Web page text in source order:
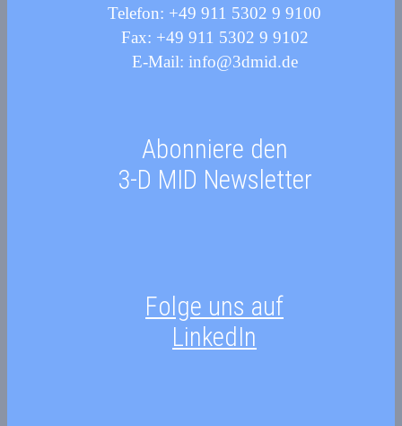
Telefon: +49 911 5302 9 9100
Fax: +49 911 5302 9 9102
E-Mail: info@3dmid.de
Abonniere den
3-D MID Newsletter
Folge uns auf
LinkedIn